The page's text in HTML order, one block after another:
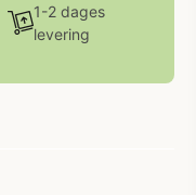
1-2 dages
levering